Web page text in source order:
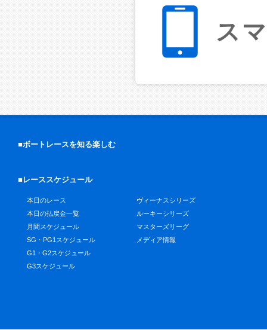
ス
■ボートレースを知る楽しむ
■レーススケジュール
本日のレース
本日の払戻金一覧
月間スケジュール
SG・PG1スケジュール
G1・G2スケジュール
G3スケジュール
ヴィーナスシリーズ
ルーキーシリーズ
マスターズリーグ
メディア情報